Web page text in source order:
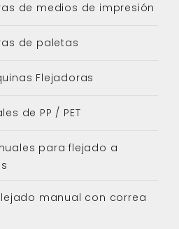
de medios de impresión
de paletas
Flejadoras
de PP / PET
para flejado a
manual con correa